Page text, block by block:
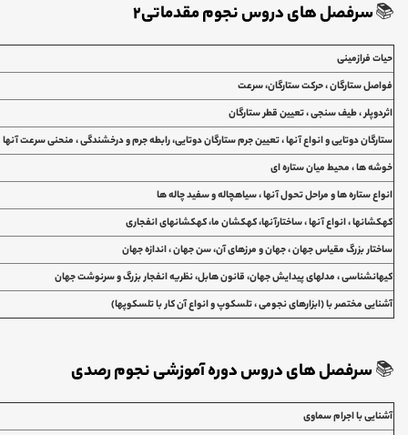
📚سرفصل های دروس نجوم مقدماتی2
حیات فرازمینی
فواصل ستارگان ، حرکت ستارگان، سرعت
اثردوپلر ، طیف سنجی ، تعیین قطر ستارگان
ستارگان دوتایی و انواع آنها ، تعیین جرم ستارگان دوتایی، رابطه جرم و درخشندگی ، منحنی سرعت آنها
خوشه ها ، محیط میان ستاره ای
انواع ستاره ها و مراحل تحول آنها ، سیاهچاله و سفید چاله ها
کهکشانها ، انواع آنها ، ساختارآنها، کهکشان ما، کهکشانهای انفجاری
ساختار بزرگ مقیاس جهان ، جهان و مرزهای آن، سن جهان ، اندازه جهان
کیهانشناسی ، مدلهای پیدایش جهان، قانون هابل، نظریه انفجار بزرگ و سرنوشت جهان
آشنایی مختصر با (ابزارهای نجومی ، تلسکوپ و انواع آن کار با تلسکوپها)
📚سرفصل های دروس دوره آموزشی نجوم رصدی
آشنایی با اجرام سماوی